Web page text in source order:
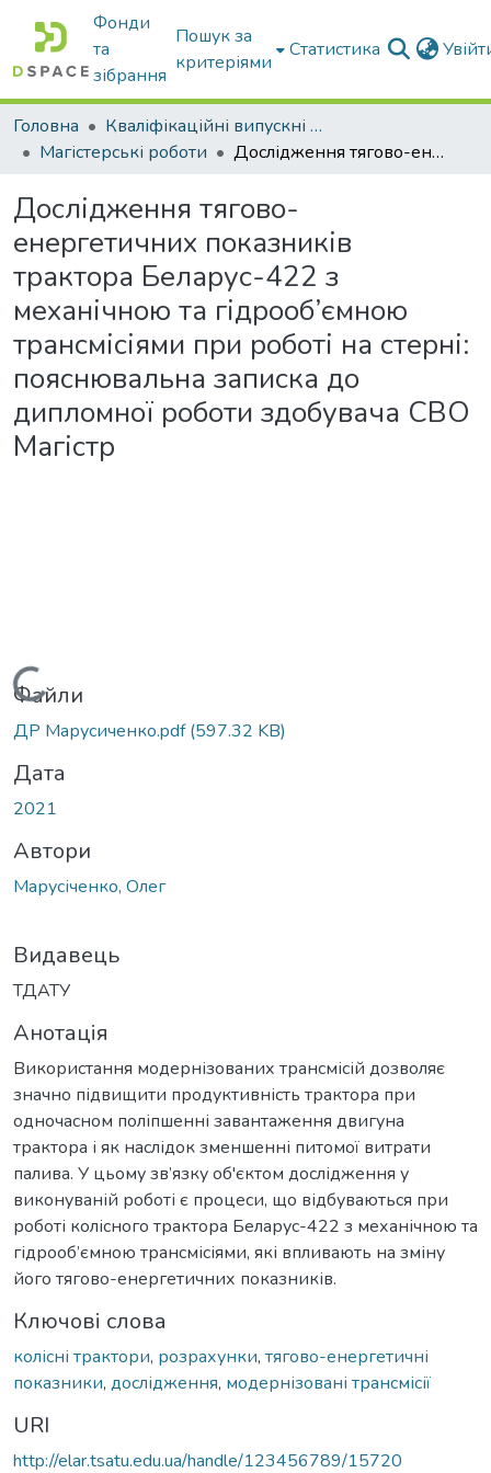
Фонди
та
зібрання
Пошук за
критеріями
Статистика
Головна
Кваліфікаційні випускні роботи бакалаврів і магістрів
Магістерські роботи
Дослідження тягово-енергетичних показників трактора Беларус-422 з механічною та гідрооб’ємною трансмісіями при роботі на стерні: пояснювальна записка до дипломної роботи здобувача СВО Магістр
Дослідження тягово-
енергетичних показників
трактора Беларус-422 з
механічною та гідрооб’ємною
трансмісіями при роботі на стерні:
пояснювальна записка до
дипломної роботи здобувача СВО
Магістр
Вантажиться...
Файли
ДР Марусиченко.pdf(597.32 KB)
Дата
2021
Автори
Марусіченко, Олег
Видавець
ТДАТУ
Анотація
Використання модернізованих трансмісій дозволяє
значно підвищити продуктивність трактора при
одночасном поліпшенні завантаження двигуна
трактора і як наслідок зменшенні питомої витрати
палива. У цьому зв’язку об'єктом дослідження у
виконуваній роботі є процеси, що відбуваються при
роботі колісного трактора Беларус-422 з механічною та
гідрооб’ємною трансмісіями, які впливають на зміну
його тягово-енергетичних показників.
Ключові слова
колісні трактори, розрахунки, тягово-енергетичні
показники, дослідження, модернізовані трансмісії
URI
http://elar.tsatu.edu.ua/handle/123456789/15720